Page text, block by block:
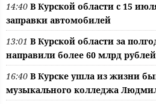
14:40 В Курской области с 15
заправки автомобилей
13:01 В Курской области за
направили более 60 млрд рублей
16:40 В Курске ушла из жизни
музыкального колледжа